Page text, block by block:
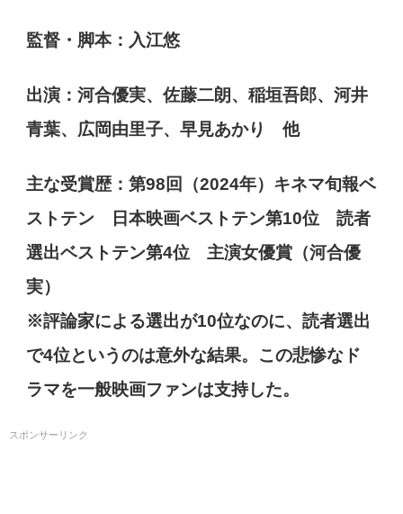
監督・脚本：入江悠
出演：河合優実、佐藤二朗、稲垣吾郎、河井
青葉、広岡由里子、早見あかり 他
主な受賞歴：第98回（2024年）キネマ旬報ベ
ストテン 日本映画ベストテン第10位 読者
選出ベストテン第4位 主演女優賞（河合優
実）
※評論家による選出が10位なのに、読者選出
で4位というのは意外な結果。この悲惨なド
ラマを一般映画ファンは支持した。
スポンサーリンク